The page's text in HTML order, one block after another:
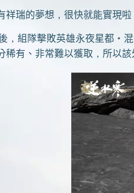
瑞的夢想，很快就能實現啦
組隊擊敗英雄永夜星都·
稀有、非常難以獲取，所以